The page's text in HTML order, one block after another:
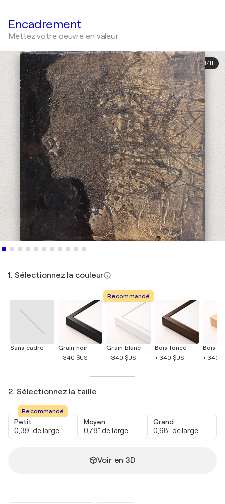
Encadrement
Mettez votre oeuvre en valeur
1/11
1. Sélectionnez la couleur
Sans cadre
Grain noir
+ 340 $US
Recommandé
Grain blanc
+ 340 $US
Bois foncé
+ 340 $US
Bois
+ 340
2. Sélectionnez la taille
Recommandé
Petit
0,39" de large
Moyen
0,78" de large
Grand
0,98" de large
Voir en 3D